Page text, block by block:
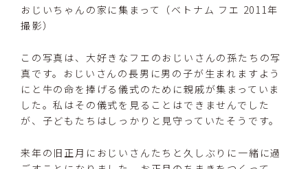
おじいちゃんの家に集まって（ベトナム フエ 2011年
撮影）
この写真は、大好きなフエのおじいさんの孫たちの写
真です。おじいさんの長男に男の子が生まれますよう
にと牛の命を捧げる儀式のために親戚が集まっていま
した。私はその儀式を見ることはできませんでした
が、子どもたちはしっかりと見守っていたそうです。
来年の旧正月におじいさんたちと久しぶりに一緒に過